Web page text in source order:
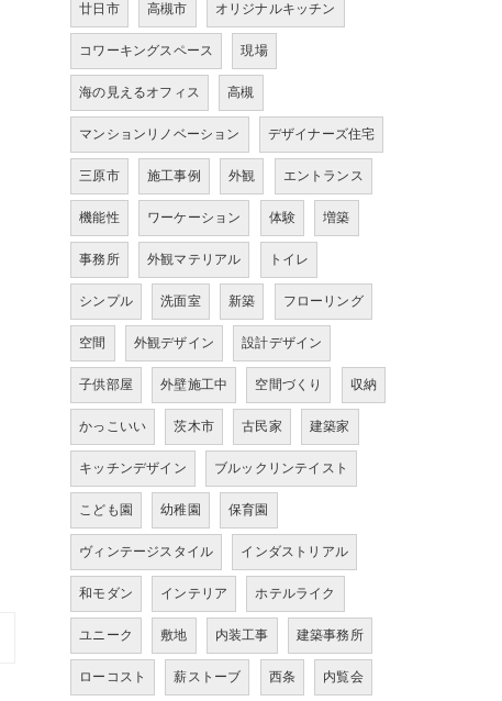
廿日市 高槻市 オリジナルキッチン
コワーキングスペース 現場
海の見えるオフィス 高槻
マンションリノベーション デザイナーズ住宅
三原市 施工事例 外観 エントランス
機能性 ワーケーション 体験 増築
事務所 外観マテリアル トイレ
シンプル 洗面室 新築 フローリング
空間 外観デザイン 設計デザイン
子供部屋 外壁施工中 空間づくり 収納
かっこいい 茨木市 古民家 建築家
キッチンデザイン ブルックリンテイスト
こども園 幼稚園 保育園
ヴィンテージスタイル インダストリアル
和モダン インテリア ホテルライク
ユニーク 敷地 内装工事 建築事務所
ローコスト 薪ストーブ 西条 内覧会